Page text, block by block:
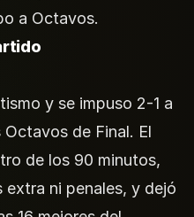
a Octavos.
y se impuso 2-1 a
de Final. El
de los 90 minutos,
ni penales, y dejó